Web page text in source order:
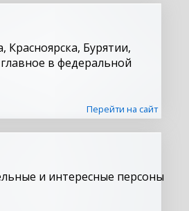
Красноярска, Бурятии,
в федеральной
Перейти на сайт
и интересные персоны